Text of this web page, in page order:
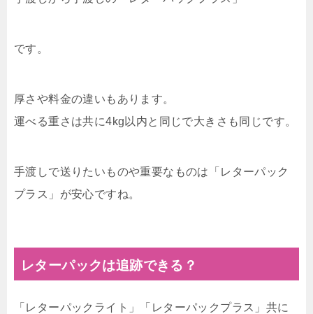
です。
厚さや料金の違いもあります。
運べる重さは共に4kg以内と同じで大きさも同じです。
手渡しで送りたいものや重要なものは「レターパック
プラス」が安心ですね。
レターパックは追跡できる？
「レターパックライト」「レターパックプラス」共に